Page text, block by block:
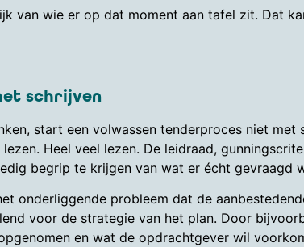
van wie er op dat moment aan tafel zit. Dat
schrijven
start een volwassen tenderproces niet
Heel veel lezen. De leidraad,
begrip te krijgen van wat er écht gevraagd
onderliggende probleem dat de
voor de strategie van het plan. Door
en wat de opdrachtgever wil